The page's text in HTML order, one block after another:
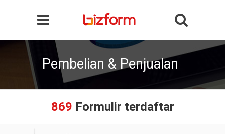
Pembelian & Penjualan
869 Formulir terdaftar